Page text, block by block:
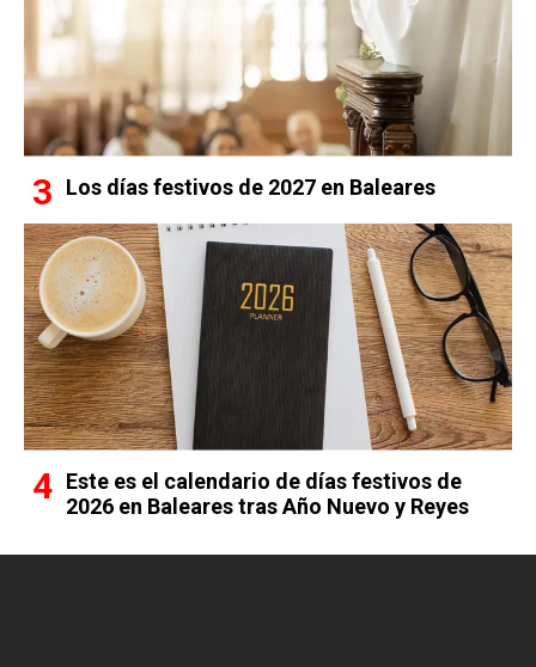
Los días festivos de 2027 en Baleares
Este es el calendario de días festivos de
2026 en Baleares tras Año Nuevo y Reyes